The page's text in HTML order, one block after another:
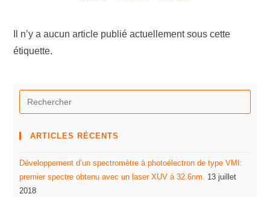
Il n’y a aucun article publié actuellement sous cette
étiquette.
ARTICLES RÉCENTS
Développement d’un spectromètre à photoélectron de type VMI:
premier spectre obtenu avec un laser XUV à 32.6nm. 13 juillet
2018